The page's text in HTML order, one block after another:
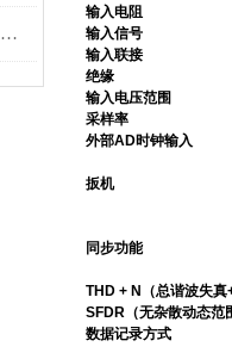
电解式测厚仪选型难？CT-3与GCT-311深度对比，助您不再纠结！
输入电阻
输入信号
输入联接
绝缘
输入电压范围
采样率
外部AD时钟输入
扳机
同步功能
THD + N（总谐波失真
SFDR（无杂散动态范
数据记录方式